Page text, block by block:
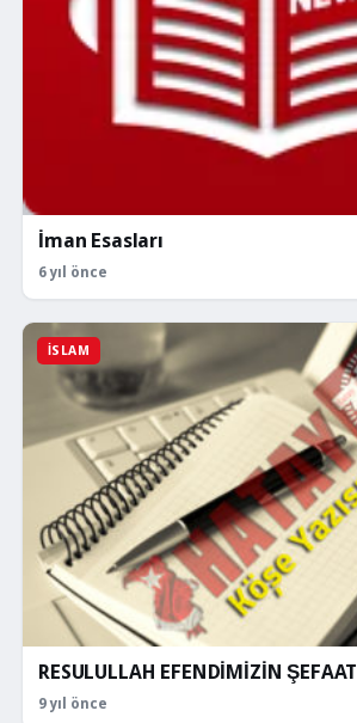
İman Esasları
6 yıl önce
İSLAM
RESULULLAH EFENDİMİZİN ŞEFAATİ
9 yıl önce